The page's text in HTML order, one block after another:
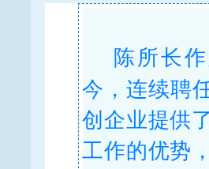
陈所长
今，连续聘
创企业提供
工作的优势